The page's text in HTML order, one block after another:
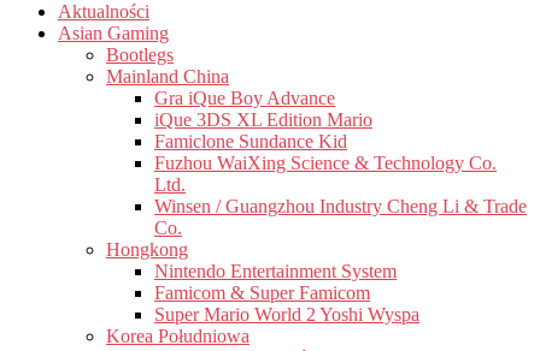
Aktualności
Asian Gaming
Bootlegs
Mainland China
Gra iQue Boy Advance
iQue 3DS XL Edition Mario
Famiclone Sundance Kid
Fuzhou WaiXing Science & Technology Co.
Ltd.
Winsen / Guangzhou Industry Cheng Li & Trade
Co.
Hongkong
Nintendo Entertainment System
Famicom & Super Famicom
Super Mario World 2 Yoshi Wyspa
Korea Południowa